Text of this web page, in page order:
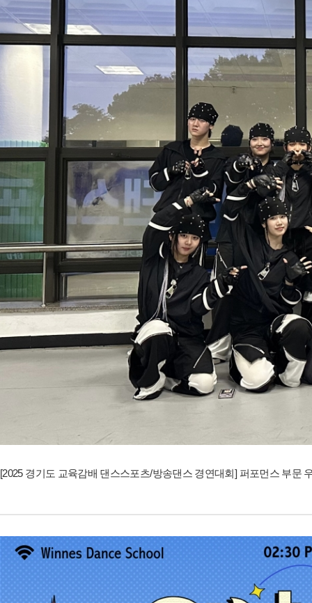
[2025 경기도 교육감배 댄스스포츠/방송댄스 경연대회] 퍼포먼스 부문